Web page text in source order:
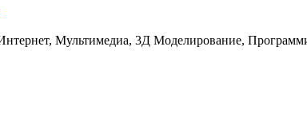
Мультимедиа, 3Д Моделирование,